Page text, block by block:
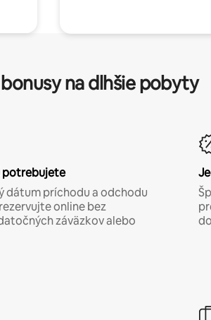
na dlhšie pobyty
potrebujete
dátum príchodu a odchodu
online bez
záväzkov alebo